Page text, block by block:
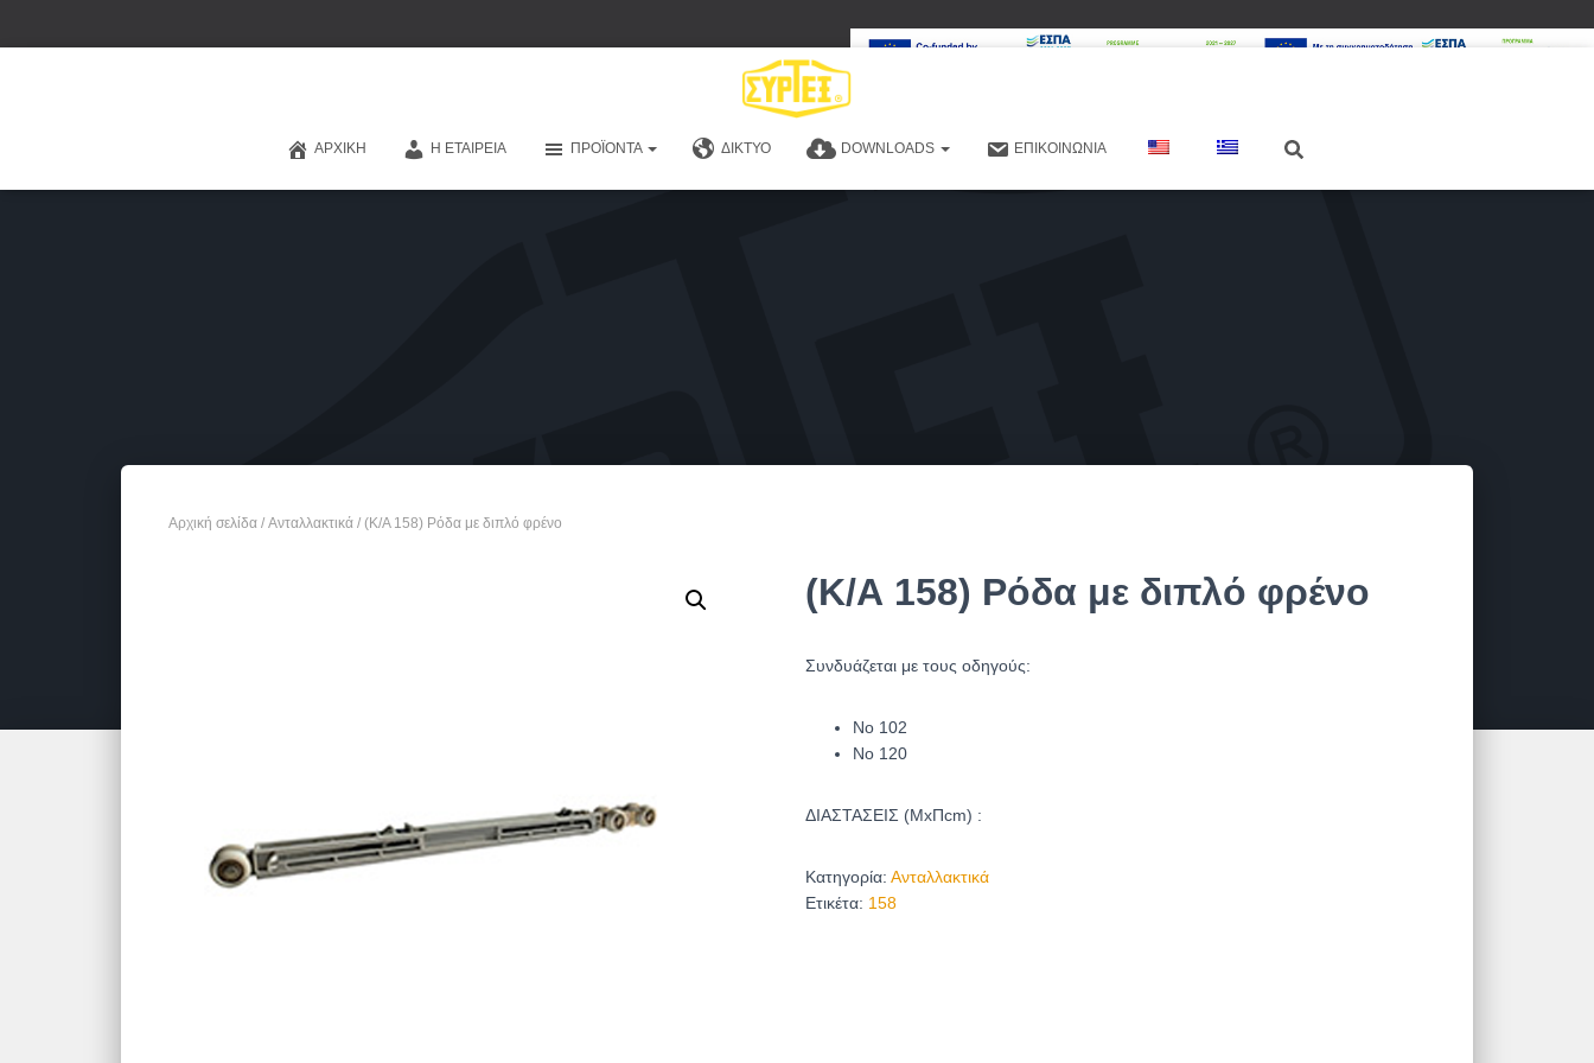
ΑΡΧΙΚΉ Η ΕΤΑΙΡΕΊΑ ΠΡΟΪΌΝΤΑ ΔΊΚΤΥΟ DOWNLOADS ΕΠΙΚΟΙΝΩΝΊΑ
Αρχική σελίδα / Ανταλλακτικά / (Κ/Α 158) Ρόδα με διπλό φρένο
(Κ/Α 158) Ρόδα με διπλό φρένο
Συνδυάζεται με τους οδηγούς:
Νο 102
Νο 120
ΔΙΑΣΤΑΣΕΙΣ (ΜxΠcm) :
Κατηγορία: Ανταλλακτικά
Ετικέτα: 158